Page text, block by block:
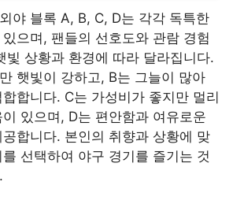
야 블록 A, B, C, D는 각각 독특한
으며, 팬들의 선호도와 관람 경험
빛 상황과 환경에 따라 달라집니다.
햇빛이 강하고, B는 그늘이 많아
합니다. C는 가성비가 좋지만 멀리
있으며, D는 편안함과 여유로운
합니다. 본인의 취향과 상황에 맞
선택하여 야구 경기를 즐기는 것